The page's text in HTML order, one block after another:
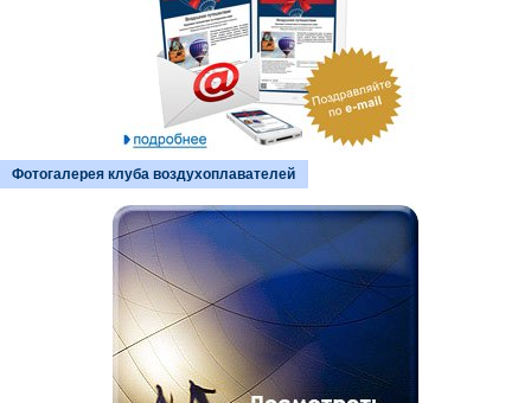
Фотогалерея клуба воздухоплавателей